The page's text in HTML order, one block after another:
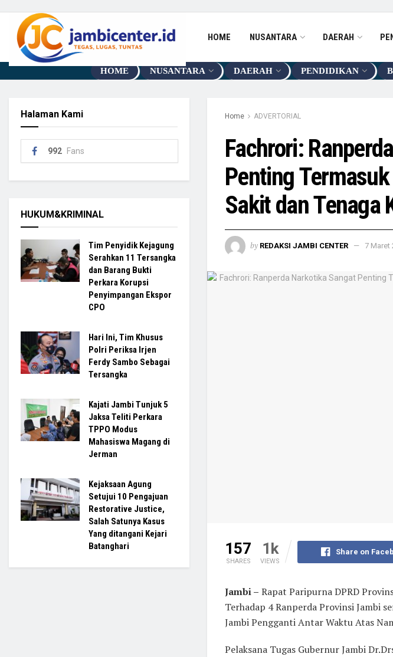
HOME NUSANTARA DAERAH
HOME NUSANTARA DAERAH PENDIDIKAN
Home ADVERTORIAL
Fachrori:
Penting
Sakit dan Tenaga
by REDAKSI JAMBI CENTER 7 Maret
157
SHARES
1k
VIEWS
Share on
Jambi – Rapat Paripurna DPRD
Terhadap 4 Ranperda Provinsi Jambi
Jambi Pengganti Antar Waktu Atas
Pelaksana Tugas Gubernur Jambi
Halaman Kami
992 Fans
HUKUM&KRIMINAL
Tim Penyidik Kejagung
Serahkan 11 Tersangka
dan Barang Bukti
Perkara Korupsi
Penyimpangan Ekspor
CPO
Hari Ini, Tim Khusus
Polri Periksa Irjen
Ferdy Sambo Sebagai
Tersangka
Kajati Jambi Tunjuk 5
Jaksa Teliti Perkara
TPPO Modus
Mahasiswa Magang di
Jerman
Kejaksaan Agung
Setujui 10 Pengajuan
Restorative Justice,
Salah Satunya Kasus
Yang ditangani Kejari
Batanghari